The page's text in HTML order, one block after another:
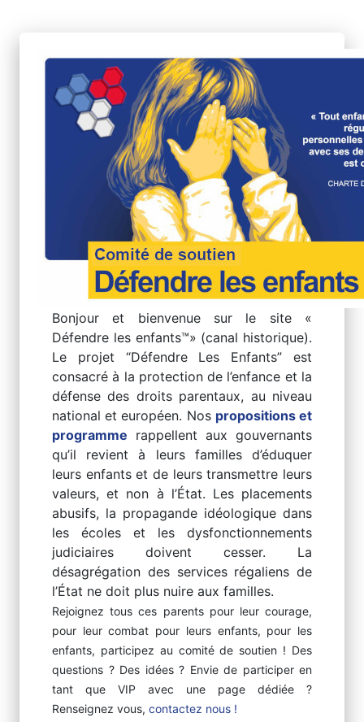
Bonjour et bienvenue sur le site «
Défendre les enfants™» (canal historique).
Le projet “Défendre Les Enfants” est
consacré à la protection de l’enfance et la
défense des droits parentaux, au niveau
national et européen. Nos propositions et
programme rappellent aux gouvernants
qu’il revient à leurs familles d’éduquer
leurs enfants et de leurs transmettre leurs
valeurs, et non à l’État. Les placements
abusifs, la propagande idéologique dans
les écoles et les dysfonctionnements
judiciaires doivent cesser. La
désagrégation des services régaliens de
l’État ne doit plus nuire aux familles.
Rejoignez tous ces parents pour leur courage,
pour leur combat pour leurs enfants, pour les
enfants, participez au comité de soutien ! Des
questions ? Des idées ? Envie de participer en
tant que VIP avec une page dédiée ?
Renseignez vous, contactez nous !